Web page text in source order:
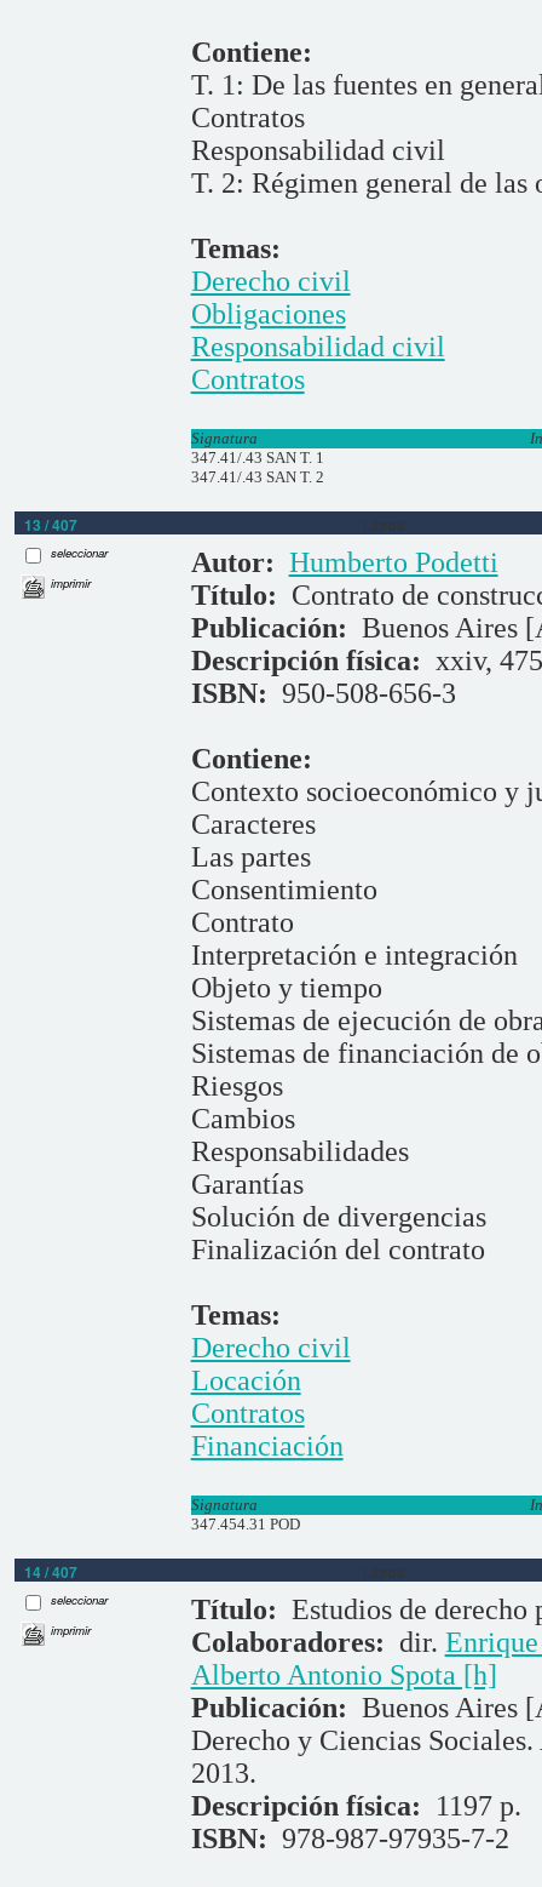
Contiene:
T. 1: De las fuentes en
Contratos
Responsabilidad civil
T. 2: Régimen general de las
Temas:
Derecho civil
Obligaciones
Responsabilidad civil
Contratos
Signatura
347.41/.43 SAN T. 1
347.41/.43 SAN T. 2
13 / 407 Libros
seleccionar
imprimir
Autor: Humberto Podetti
Título: Contrato de
Publicación: Buenos Aires
Descripción física: xxiv,
ISBN: 950-508-656-3
Contiene:
Contexto socioeconómico y
Caracteres
Las partes
Consentimiento
Contrato
Interpretación e integración
Objeto y tiempo
Sistemas de ejecución de
Sistemas de financiación de
Riesgos
Cambios
Responsabilidades
Garantías
Solución de divergencias
Finalización del contrato
Temas:
Derecho civil
Locación
Contratos
Financiación
Signatura
347.454.31 POD
14 / 407 Libros
seleccionar
imprimir
Título: Estudios de derecho
Colaboradores: dir.
Alberto Antonio Spota [h]
Publicación: Buenos Aires
Derecho y Ciencias
2013.
Descripción física: 1197 p.
ISBN: 978-987-97935-7-2